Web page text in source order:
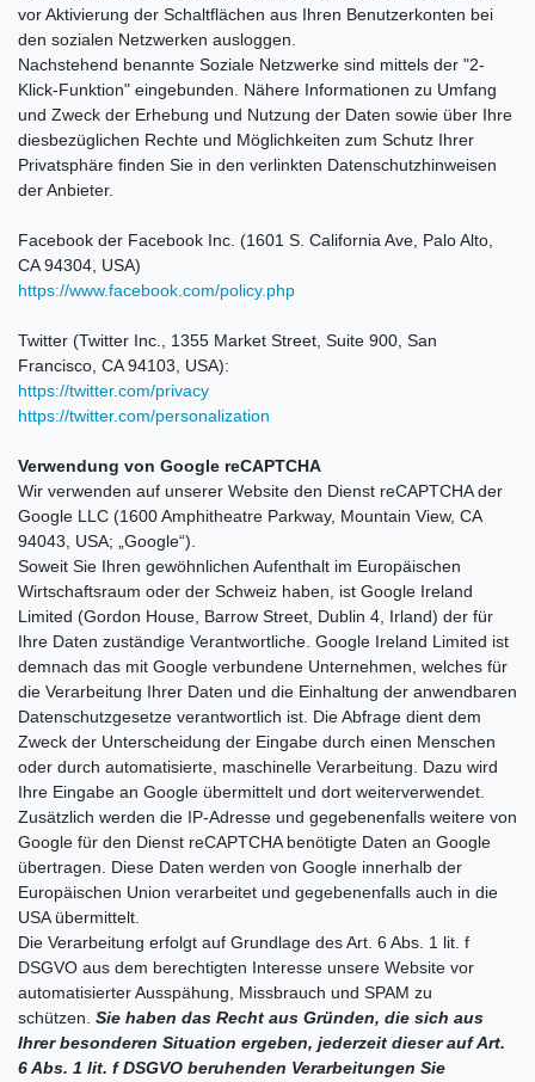
vor Aktivierung der Schaltflächen aus Ihren Benutzerkonten bei
den sozialen Netzwerken ausloggen.
Nachstehend benannte Soziale Netzwerke sind mittels der "2-
Klick-Funktion" eingebunden. Nähere Informationen zu Umfang
und Zweck der Erhebung und Nutzung der Daten sowie über Ihre
diesbezüglichen Rechte und Möglichkeiten zum Schutz Ihrer
Privatsphäre finden Sie in den verlinkten Datenschutzhinweisen
der Anbieter.
Facebook der Facebook Inc. (1601 S. California Ave, Palo Alto,
CA 94304, USA)
https://www.facebook.com/policy.php
Twitter (Twitter Inc., 1355 Market Street, Suite 900, San
Francisco, CA 94103, USA):
https://twitter.com/privacy
https://twitter.com/personalization
Verwendung von Google reCAPTCHA
Wir verwenden auf unserer Website den Dienst reCAPTCHA der
Google LLC (1600 Amphitheatre Parkway, Mountain View, CA
94043, USA; „Google“).
Soweit Sie Ihren gewöhnlichen Aufenthalt im Europäischen
Wirtschaftsraum oder der Schweiz haben, ist Google Ireland
Limited (Gordon House, Barrow Street, Dublin 4, Irland) der für
Ihre Daten zuständige Verantwortliche. Google Ireland Limited ist
demnach das mit Google verbundene Unternehmen, welches für
die Verarbeitung Ihrer Daten und die Einhaltung der anwendbaren
Datenschutzgesetze verantwortlich ist. Die Abfrage dient dem
Zweck der Unterscheidung der Eingabe durch einen Menschen
oder durch automatisierte, maschinelle Verarbeitung. Dazu wird
Ihre Eingabe an Google übermittelt und dort weiterverwendet.
Zusätzlich werden die IP-Adresse und gegebenenfalls weitere von
Google für den Dienst reCAPTCHA benötigte Daten an Google
übertragen. Diese Daten werden von Google innerhalb der
Europäischen Union verarbeitet und gegebenenfalls auch in die
USA übermittelt.
Die Verarbeitung erfolgt auf Grundlage des Art. 6 Abs. 1 lit. f
DSGVO aus dem berechtigten Interesse unsere Website vor
automatisierter Ausspähung, Missbrauch und SPAM zu
schützen. Sie haben das Recht aus Gründen, die sich aus
Ihrer besonderen Situation ergeben, jederzeit dieser auf Art.
6 Abs. 1 lit. f DSGVO beruhenden Verarbeitungen Sie